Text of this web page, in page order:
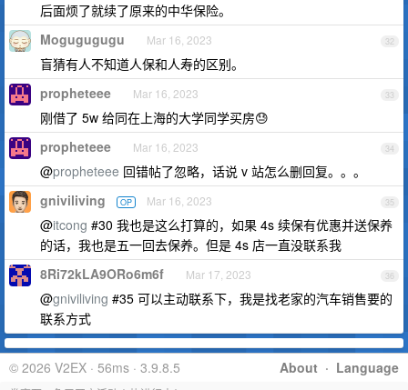
后面烦了就续了原来的中华保险。
32
Mogugugugu Mar 16, 2023
盲猜有人不知道人保和人寿的区别。
33
propheteee Mar 16, 2023
刚借了 5w 给同在上海的大学同学买房😓
34
propheteee Mar 16, 2023
@propheteee 回错帖了忽略，话说 v 站怎么删回复。。。
35
gniviliving OP Mar 16, 2023
@itcong #30 我也是这么打算的，如果 4s 续保有优惠并送保养
的话，我也是五一回去保养。但是 4s 店一直没联系我
36
8Ri72kLA9ORo6m6f Mar 17, 2023
@gniviliving #35 可以主动联系下，我是找老家的汽车销售要的
联系方式
About · Language
© 2026 V2EX · 56ms · 3.9.8.5